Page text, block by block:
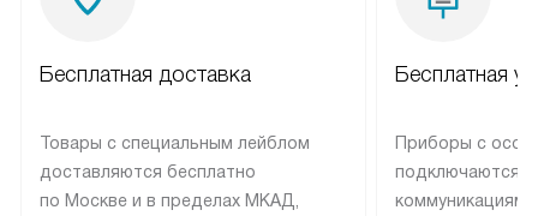
Бесплатная доставка
Товары с специальным лейблом
доставляются бесплатно
по Москве и в пределах МКАД,
Бесплатная
Приборы с
подключаются к
коммуникациям